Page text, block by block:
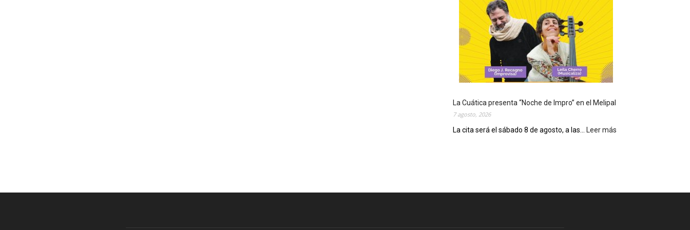
e
c
o
n
m
e
m
o
a
e
S
La Cuática presenta “Noche de Impro” en el Melipal
7 agosto, 2026
La cita será el sábado 8 de agosto, a las... Leer más
t